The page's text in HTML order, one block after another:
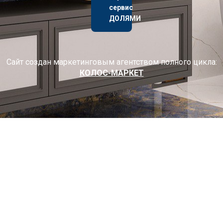
сервис
ДОЛЯМИ
Сайт создан маркетинговым агентством полного цикла:
КОЛОС-МАРКЕТ